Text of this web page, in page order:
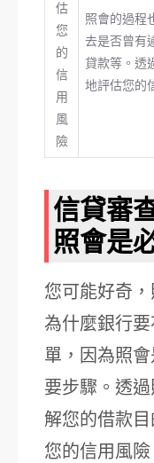
估
您
的
信
用
風
險
照會的過程
去是否曾有
貸款等。透
地評估您的
信貸審
照會是
您可能好奇
為什麼銀行
單，因為照
要步驟。透
解您的借款
您的信用風險